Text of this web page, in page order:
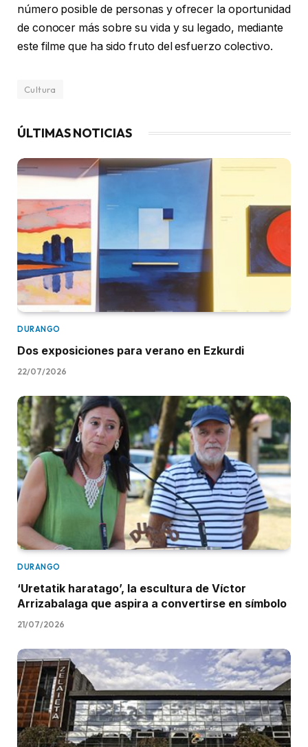
número posible de personas y ofrecer la oportunidad
de conocer más sobre su vida y su legado, mediante
este filme que ha sido fruto del esfuerzo colectivo.
Cultura
ÚLTIMAS NOTICIAS
DURANGO
Dos exposiciones para verano en Ezkurdi
22/07/2026
DURANGO
‘Uretatik haratago’, la escultura de Víctor
Arrizabalaga que aspira a convertirse en símbolo
21/07/2026